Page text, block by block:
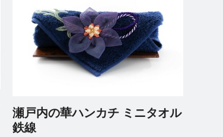
瀬戸内の華ハンカチ ミニタオル
鉄線